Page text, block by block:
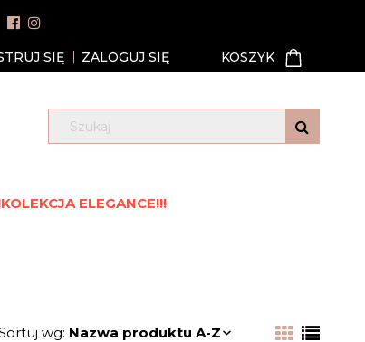
SIĘ ZALOGUJ SIĘ
ELEGANCE!!!
wg: Nazwa produktu A-Z